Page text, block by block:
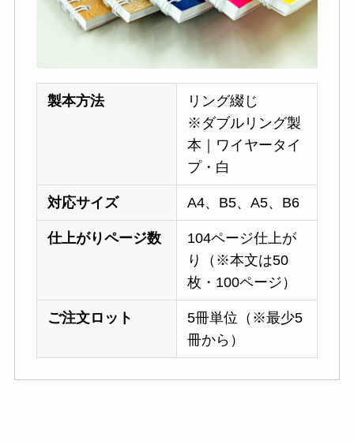
製本方法
リング綴じ
※ダブルリング製
本｜ワイヤータイ
プ・白
対応サイズ A4、B5、A5、B6
仕上がりページ数
104ページ仕上が
り（※本文は50
枚・100ページ）
ご注文ロット
5冊単位（※最少5
冊から）